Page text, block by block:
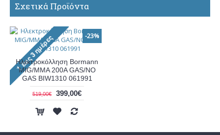
Σχετικά Προϊόντα
-23%
Ηλεκτροκόλληση Bormann
MIG/MMA 200A GAS/NO
GAS BIW1310 061991
519,00€ 399,00€